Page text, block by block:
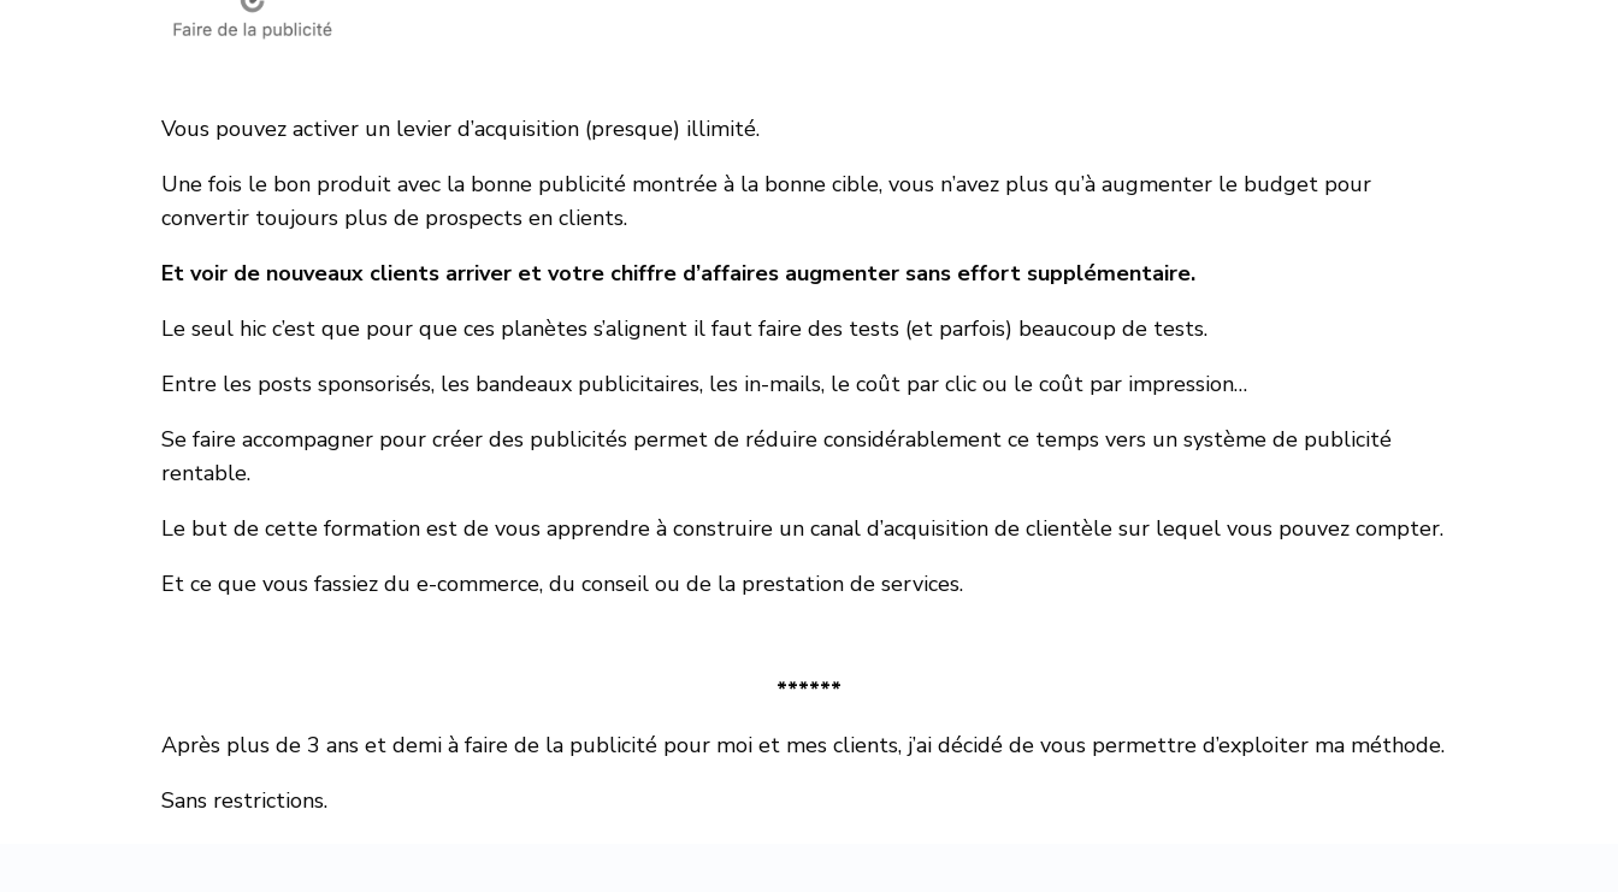
Vous pouvez activer un levier d’acquisition (presque) illimité.
Une fois le bon produit avec la bonne publicité montrée à la bonne cible, vous n’avez plus qu’à augmenter le budget pour
convertir toujours plus de prospects en clients.
Et voir de nouveaux clients arriver et votre chiffre d’affaires augmenter sans effort supplémentaire.
Le seul hic c’est que pour que ces planètes s’alignent il faut faire des tests (et parfois) beaucoup de tests.
Entre les posts sponsorisés, les bandeaux publicitaires, les in-mails, le coût par clic ou le coût par impression…
Se faire accompagner pour créer des publicités permet de réduire considérablement ce temps vers un système de publicité
rentable.
Le but de cette formation est de vous apprendre à construire un canal d’acquisition de clientèle sur lequel vous pouvez compter.
Et ce que vous fassiez du e-commerce, du conseil ou de la prestation de services.
******
Après plus de 3 ans et demi à faire de la publicité pour moi et mes clients, j’ai décidé de vous permettre d’exploiter ma méthode.
Sans restrictions.